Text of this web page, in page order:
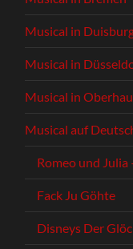
Musical in
Musical in
Musical in
Musical auf
Romeo und Julia
Fack Ju Göhte
Disneys Der